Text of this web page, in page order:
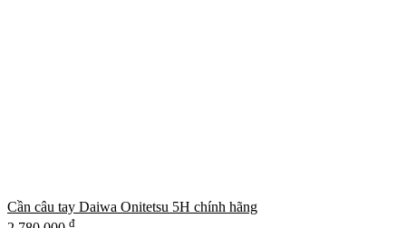
Cần câu tay Daiwa Onitetsu 5H chính hãng
đ